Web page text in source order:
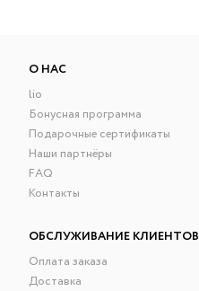
О НАС
lio
Бонусная программа
Подарочные сертификаты
Наши партнёры
FAQ
Контакты
ОБСЛУЖИВАНИЕ КЛИЕНТОВ
Оплата заказа
Доставка